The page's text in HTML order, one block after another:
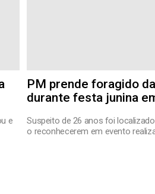
e
PM prende foragido
durante festa junina
Suspeito de 26 anos foi
o reconhecerem em evento